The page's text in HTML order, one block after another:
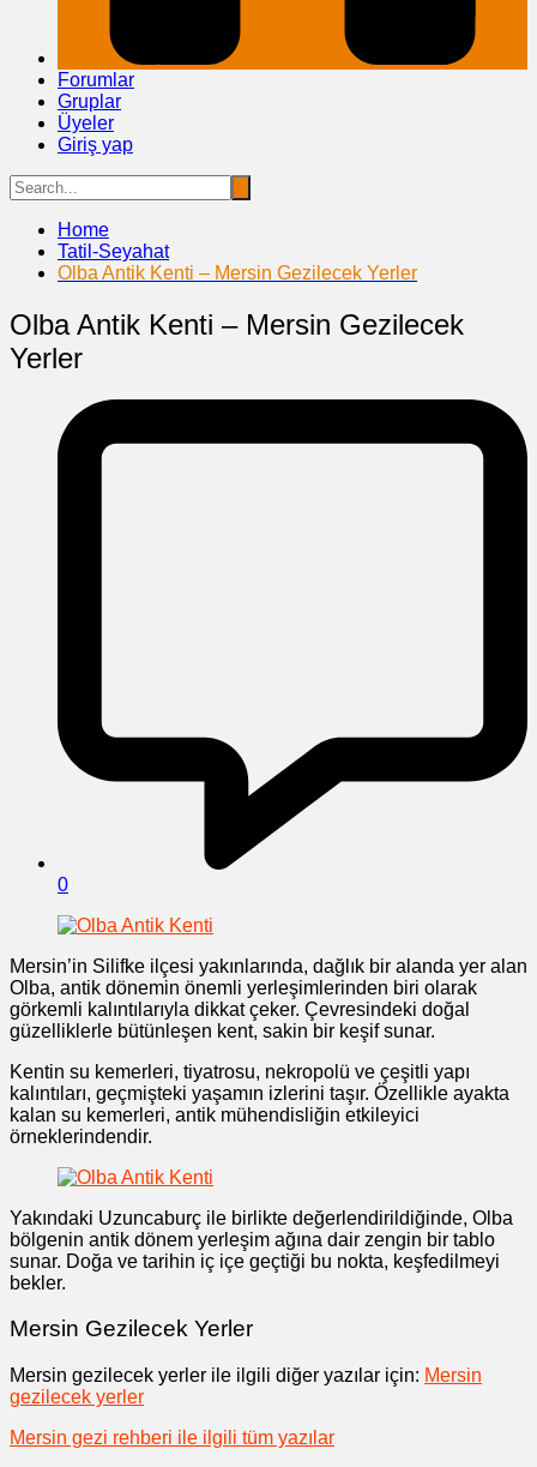
Forumlar
Gruplar
Üyeler
Giriş yap
Home
Tatil-Seyahat
Olba Antik Kenti – Mersin Gezilecek Yerler
Olba Antik Kenti – Mersin Gezilecek
Yerler
0
Mersin’in Silifke ilçesi yakınlarında, dağlık bir alanda yer alan
Olba, antik dönemin önemli yerleşimlerinden biri olarak
görkemli kalıntılarıyla dikkat çeker. Çevresindeki doğal
güzelliklerle bütünleşen kent, sakin bir keşif sunar.
Kentin su kemerleri, tiyatrosu, nekropolü ve çeşitli yapı
kalıntıları, geçmişteki yaşamın izlerini taşır. Özellikle ayakta
kalan su kemerleri, antik mühendisliğin etkileyici
örneklerindendir.
Yakındaki Uzuncaburç ile birlikte değerlendirildiğinde, Olba
bölgenin antik dönem yerleşim ağına dair zengin bir tablo
sunar. Doğa ve tarihin iç içe geçtiği bu nokta, keşfedilmeyi
bekler.
Mersin Gezilecek Yerler
Mersin gezilecek yerler ile ilgili diğer yazılar için: Mersin
gezilecek yerler
Mersin gezi rehberi ile ilgili tüm yazılar